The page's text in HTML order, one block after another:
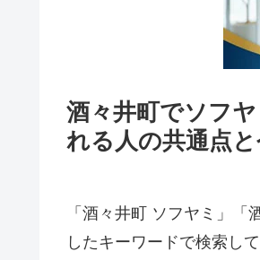
酒々井町でソフ
れる人の共通点
「酒々井町 ソフヤミ」
したキーワードで検索し